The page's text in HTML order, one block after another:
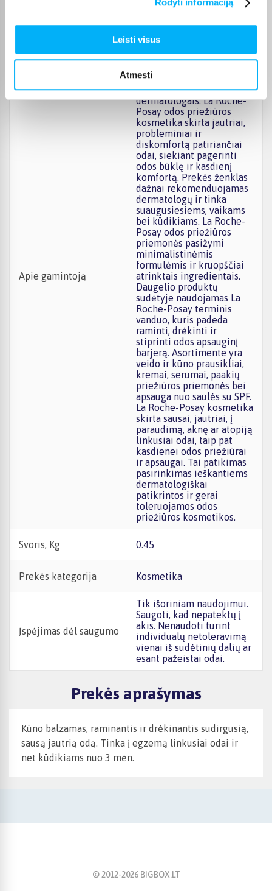
Rodyti informaciją
Leisti visus
Atmesti
Prancūzija
Apie gamintoją
prancūziškas
dermatologinės odos
kuriamas glaudžiai
bendradarbiaujant su
dermatologais. La Roche-
Posay odos priežiūros
kosmetika skirta jautriai,
probleminiai ir
diskomfortą patiriančiai
odai, siekiant pagerinti
odos būklę ir kasdienį
komfortą. Prekės ženklas
dažnai rekomenduojamas
dermatologų ir tinka
suaugusiesiems, vaikams
bei kūdikiams. La Roche-
Posay odos priežiūros
priemonės pasižymi
minimalistinėmis
formulėmis ir kruopščiai
atrinktais ingredientais.
Daugelio produktų
sudėtyje naudojamas La
Roche-Posay terminis
vanduo, kuris padeda
raminti, drėkinti ir
stiprinti odos apsauginį
barjerą. Asortimente yra
veido ir kūno prausikliai,
kremai, serumai, paakių
priežiūros priemonės bei
apsauga nuo saulės su SPF.
La Roche-Posay kosmetika
skirta sausai, jautriai, į
paraudimą, aknę ar atopiją
linkusiai odai, taip pat
kasdienei odos priežiūrai
ir apsaugai. Tai patikimas
pasirinkimas ieškantiems
dermatologiškai
patikrintos ir gerai
toleruojamos odos
priežiūros kosmetikos.
Svoris, Kg 0.45
Prekės kategorija Kosmetika
Įspėjimas dėl saugumo
Tik išoriniam naudojimui.
Saugoti, kad nepatektų į
akis. Nenaudoti turint
individualų netoleravimą
vienai iš sudėtinių dalių ar
esant pažeistai odai.
Prekės aprašymas
Kūno balzamas, raminantis ir drėkinantis sudirgusią,
sausą jautrią odą. Tinka į egzemą linkusiai odai ir
net kūdikiams nuo 3 mėn.
© 2012-2026BIGBOX.LT